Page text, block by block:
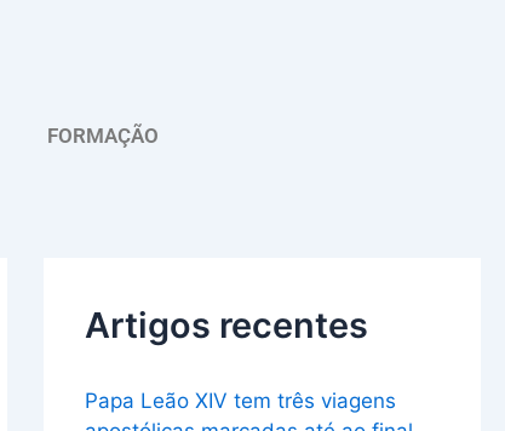
FORMAÇÃO
Artigos recentes
Papa Leão XIV tem três viagens
u